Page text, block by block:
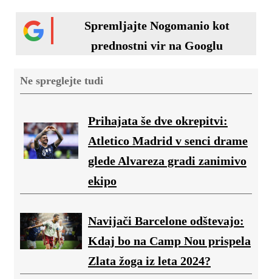
Spremljajte Nogomanio kot
prednostni vir na Googlu
Ne spreglejte tudi
Prihajata še dve okrepitvi:
Atletico Madrid v senci drame
glede Alvareza gradi zanimivo
ekipo
Navijači Barcelone odštevajo:
Kdaj bo na Camp Nou prispela
Zlata žoga iz leta 2024?